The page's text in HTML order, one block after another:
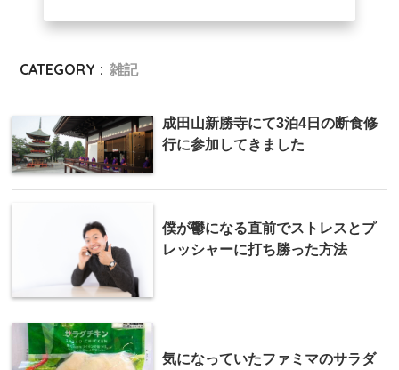
CATEGORY : 雑記
成田山新勝寺にて3泊4日の断食修
行に参加してきました
僕が鬱になる直前でストレスとプ
レッシャーに打ち勝った方法
気になっていたファミマのサラダ